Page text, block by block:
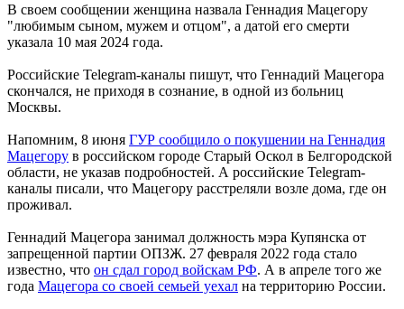
В своем сообщении женщина назвала Геннадия Мацегору
"любимым сыном, мужем и отцом", а датой его смерти
указала 10 мая 2024 года.
Российские Telegram-каналы пишут, что Геннадий Мацегора
скончался, не приходя в сознание, в одной из больниц
Москвы.
Напомним, 8 июня ГУР сообщило о покушении на Геннадия
Мацегору в российском городе Старый Оскол в Белгородской
области, не указав подробностей. А российские Telegram-
каналы писали, что Мацегору расстреляли возле дома, где он
проживал.
Геннадий Мацегора занимал должность мэра Купянска от
запрещенной партии ОПЗЖ. 27 февраля 2022 года стало
известно, что он сдал город войскам РФ. А в апреле того же
года Мацегора со своей семьей уехал на территорию России.